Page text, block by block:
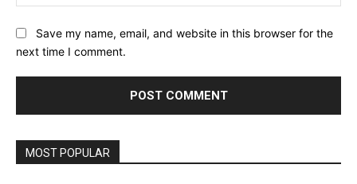
Save my name, email, and website in this browser for the
next time I comment.
MOST POPULAR